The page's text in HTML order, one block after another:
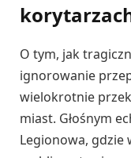
O tym, jak
ignorowanie
wielokrotnie
miast. Głośnym
Legionowa, gdzie